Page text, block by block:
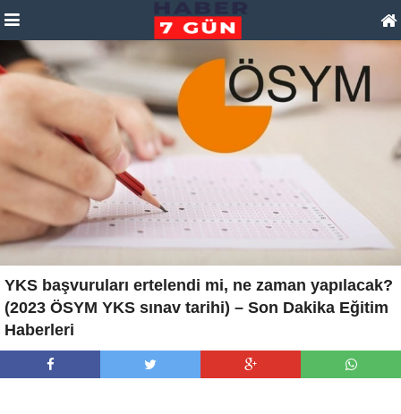
YKS başvuruları ertelendi mi, ne zaman yapılacak?
(2023 ÖSYM YKS sınav tarihi) – Son Dakika Eğitim
Haberleri